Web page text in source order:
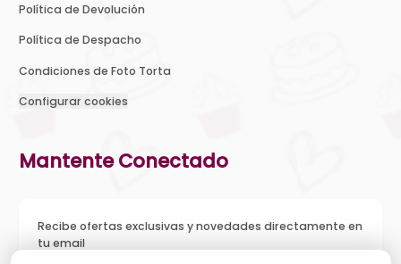
Política de Devolución
Política de Despacho
Condiciones de Foto Torta
Configurar cookies
Mantente Conectado
Recibe ofertas exclusivas y novedades directamente en
tu email